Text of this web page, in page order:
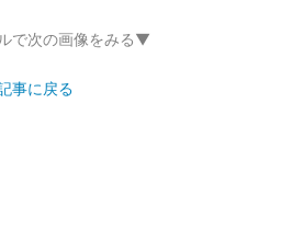
で次の画像をみる▼
事に戻る